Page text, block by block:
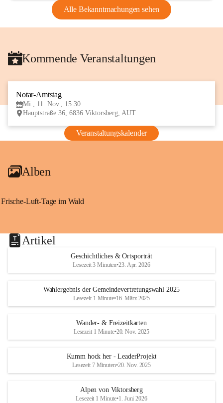
Alle Bekanntmachungen sehen
Kommende Veranstaltungen
Notar-Amtstag
Mi., 11. Nov., 15:30
Hauptstraße 36, 6836 Viktorsberg, AUT
Veranstaltungskalender
Alben
Frische-Luft-Tage im Wald
Artikel
Geschichtliches & Ortsporträt
Lesezeit 3 Minuten•23. Apr. 2026
Wahlergebnis der Gemeindevertretungswahl 2025
Lesezeit 1 Minute•16. März 2025
Wander- & Freizeitkarten
Lesezeit 1 Minute•20. Nov. 2025
Kumm hock her - LeaderProjekt
Lesezeit 7 Minuten•20. Nov. 2025
Alpen von Viktorsberg
Lesezeit 1 Minute•1. Juni 2026